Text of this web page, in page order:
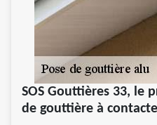
SOS Gouttières 33, le
de gouttière à